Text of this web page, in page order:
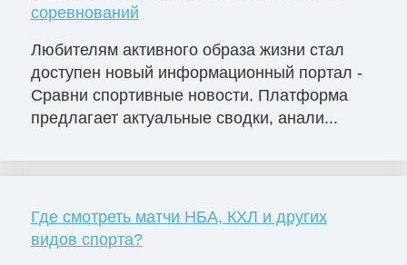
соревнований
Любителям активного образа жизни стал
доступен новый информационный портал -
Сравни спортивные новости. Платформа
предлагает актуальные сводки, анали...
Где смотреть матчи НБА, КХЛ и других
видов спорта?